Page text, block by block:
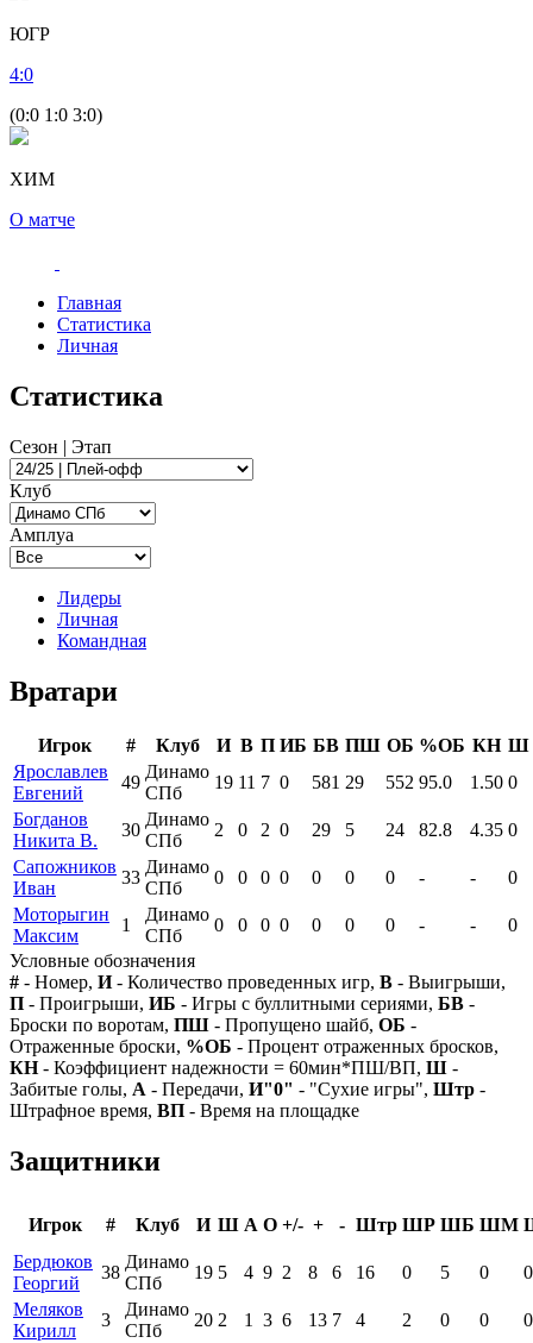
ЮГР
4:0
(0:0 1:0 3:0)
ХИМ
О матче
Главная
Статистика
Личная
Статистика
Сезон | Этап
Клуб
Амплуа
Лидеры
Личная
Командная
Вратари
Игрок # Клуб И В П ИБ БВ ПШ ОБ %ОБ КН Ш
Ярославлев
Евгений
49
Динамо
СПб
19 11 7 0 581 29 552 95.0 1.50 0
Богданов
Никита В.
30
Динамо
СПб
2 0 2 0 29 5 24 82.8 4.35 0
Сапожников
Иван
33
Динамо
СПб
0 0 0 0 0 0 0 - -
0
Моторыгин
Максим
1
Динамо
СПб
0 0 0 0 0 0 0 - -
0
Условные обозначения
# - Номер, И- Количество проведенных игр, В - Выигрыши,
П - Проигрыши, ИБ - Игры с буллитными сериями, БВ -
Броски по воротам, ПШ - Пропущено шайб, ОБ -
Отраженные броски, %ОБ - Процент отраженных бросков,
КН- Коэффициент надежности = 60мин*ПШ/ВП, Ш -
Забитые голы, А - Передачи, И"0" - "Сухие игры", Штр -
Штрафное время, ВП - Время на площадке
Защитники
Игрок # Клуб И Ш А О +/- + - Штр ШР ШБ ШМ
Бердюков
Георгий
38
Динамо
СПб
19 5 4 9 2 8 6 16 0 5 0
0
Меляков
Кирилл
3
Динамо
СПб
20 2 1 3 6 13 7 4 2 0 0
0